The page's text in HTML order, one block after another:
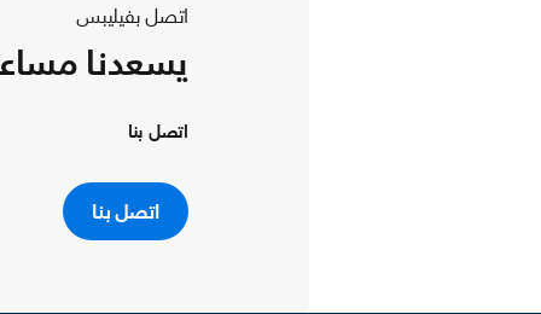
اتصل بفيليبس
يسعدنا
اتصل بنا
اتصل بنا